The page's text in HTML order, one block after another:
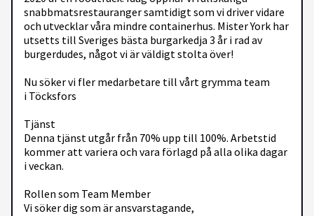
snabbmatsrestauranger samtidigt som vi driver vidare
och utvecklar våra mindre containerhus. Mister York har
utsetts till Sveriges bästa burgarkedja 3 år i rad av
burgerdudes, något vi är väldigt stolta över!
Nu söker vi fler medarbetare till vårt grymma team
i Töcksfors
Tjänst
Denna tjänst utgår från 70% upp till 100%. Arbetstid
kommer att variera och vara förlagd på alla olika dagar
i veckan.
Rollen som Team Member
Vi söker dig som är ansvarstagande,